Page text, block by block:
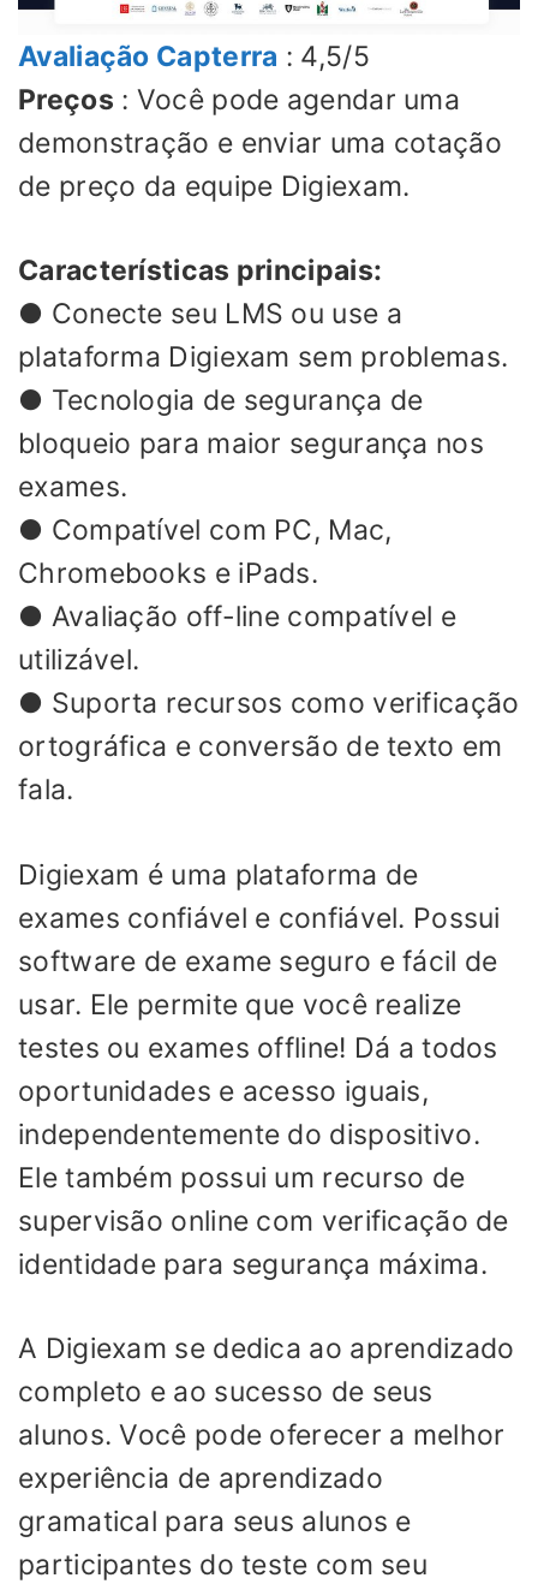
Avaliação Capterra : 4,5/5
Preços : Você pode agendar uma
demonstração e enviar uma cotação
de preço da equipe Digiexam.
Características principais:
● Conecte seu LMS ou use a
plataforma Digiexam sem problemas.
● Tecnologia de segurança de
bloqueio para maior segurança nos
exames.
● Compatível com PC, Mac,
Chromebooks e iPads.
● Avaliação off-line compatível e
utilizável.
● Suporta recursos como verificação
ortográfica e conversão de texto em
fala.
Digiexam é uma plataforma de
exames confiável e confiável. Possui
software de exame seguro e fácil de
usar. Ele permite que você realize
testes ou exames offline! Dá a todos
oportunidades e acesso iguais,
independentemente do dispositivo.
Ele também possui um recurso de
supervisão online com verificação de
identidade para segurança máxima.
A Digiexam se dedica ao aprendizado
completo e ao sucesso de seus
alunos. Você pode oferecer a melhor
experiência de aprendizado
gramatical para seus alunos e
participantes do teste com seu